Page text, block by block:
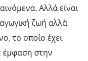
Αλλά είναι
ζωή αλλά
το οποίο έχει
έμφαση στην